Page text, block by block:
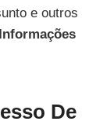
e outros
De